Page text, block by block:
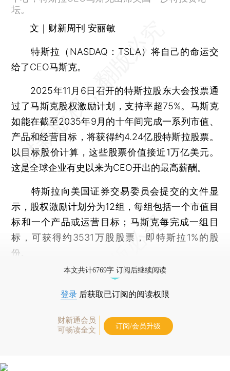
坛。
文｜财新周刊 安丽敏
特斯拉（NASDAQ：TSLA）将自己的命运交
给了CEO马斯克。
2025年11月6日召开的特斯拉股东大会投票通
过了马斯克股权激励计划，支持率超75%。马斯克
如能在截至2035年9月的十年间完成一系列市值、
产品和经营目标，将获得约4.24亿股特斯拉股票。
以目标股价计算，这些股票价值接近1万亿美元。
这是全球企业有史以来为CEO开出的最高薪酬。
特斯拉向美国证券交易委员会提交的文件显
示，股权激励计划分为12组，每组包括一个市值目
标和一个产品或运营目标；马斯克每完成一组目
标，可获得约3531万股股票，即特斯拉1%的股
份。
本文共计6769字 订阅后继续阅读
登录 后获取已订阅的阅读权限
财新通会员
可畅读全文
订阅/会员升级